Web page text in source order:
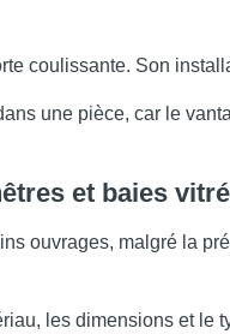
coulissante. Son
une pièce, car le
et baies
ouvrages, malgré la
les dimensions et